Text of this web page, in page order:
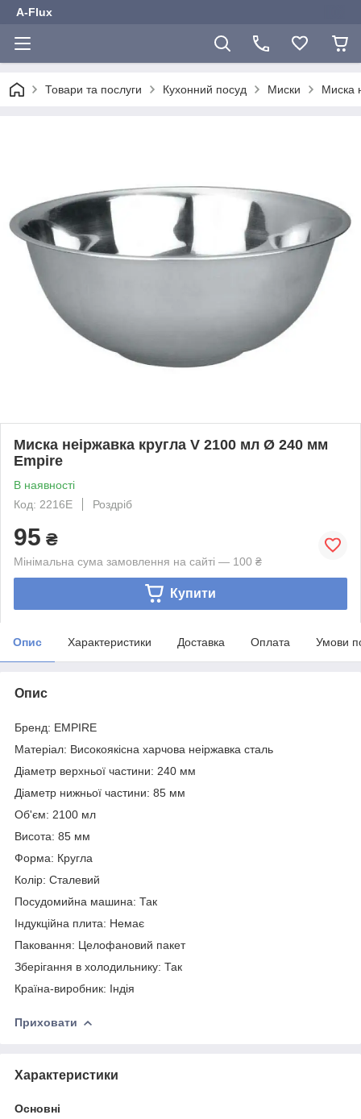
A-Flux
Товари та послуги Кухонний посуд Миски Миска
Миска неіржавка кругла V 2100 мл Ø 240 мм
Empire
В наявності
Код: 2216Е
Роздріб
95 ₴
Мінімальна сума замовлення на сайті — 100 ₴
Купити
Опис Характеристики Доставка Оплата Умови
Опис
Бренд: EMPIRE
Матеріал: Високоякісна харчова неіржавка сталь
Діаметр верхньої частини: 240 мм
Діаметр нижньої частини: 85 мм
Об'єм: 2100 мл
Висота: 85 мм
Форма: Кругла
Колір: Сталевий
Посудомийна машина: Так
Індукційна плита: Немає
Паковання: Целофановий пакет
Зберігання в холодильнику: Так
Країна-виробник: Індія
Приховати
Характеристики
Основні